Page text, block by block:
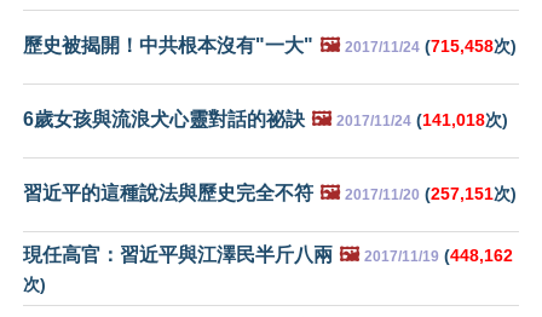
歷史被揭開！中共根本沒有"一大" 🖼️ 2017/11/24 (715,458次)
6歲女孩與流浪犬心靈對話的祕訣 🖼️ 2017/11/24 (141,018次)
習近平的這種說法與歷史完全不符 🖼️ 2017/11/20 (257,151次)
現任高官：習近平與江澤民半斤八兩 🖼️ 2017/11/19 (448,162
次)